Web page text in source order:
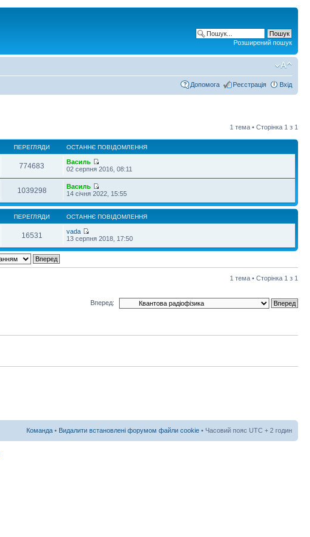
Розширений пошук
Допомога Реєстрація Вхід
1 тема • Сторінка 1 з 1
ПЕРЕГЛЯДИ ОСТАННЄ ПОВІДОМЛЕННЯ
774683
Василь
02 серпня 2016, 08:11
1039298
Василь
14 січня 2022, 15:55
ПЕРЕГЛЯДИ ОСТАННЄ ПОВІДОМЛЕННЯ
16531
vada
13 серпня 2018, 17:50
1 тема • Сторінка 1 з 1
Вперед:
Команда • Видалити встановлені форумом файли cookie • Часовий пояс UTC + 2 годин